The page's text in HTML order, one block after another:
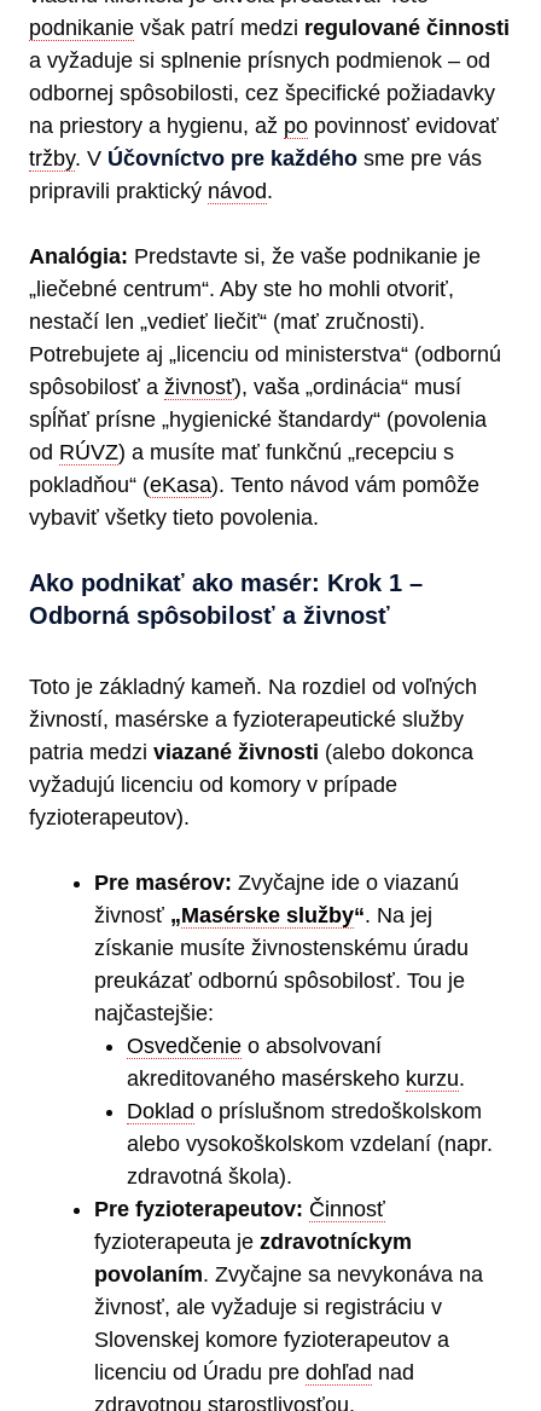
podnikanie však patrí medzi regulované činnosti
a vyžaduje si splnenie prísnych podmienok – od
odbornej spôsobilosti, cez špecifické požiadavky
na priestory a hygienu, až po povinnosť evidovať
tržby. V Účovníctvo pre každého sme pre vás
pripravili praktický návod.
Analógia: Predstavte si, že vaše podnikanie je
„liečebné centrum“. Aby ste ho mohli otvoriť,
nestačí len „vedieť liečiť“ (mať zručnosti).
Potrebujete aj „licenciu od ministerstva“ (odbornú
spôsobilosť a živnosť), vaša „ordinácia“ musí
spĺňať prísne „hygienické štandardy“ (povolenia
od RÚVZ) a musíte mať funkčnú „recepciu s
pokladňou“ (eKasa). Tento návod vám pomôže
vybaviť všetky tieto povolenia.
Ako podnikať ako masér: Krok 1 –
Odborná spôsobilosť a živnosť
Toto je základný kameň. Na rozdiel od voľných
živností, masérske a fyzioterapeutické služby
patria medzi viazané živnosti (alebo dokonca
vyžadujú licenciu od komory v prípade
fyzioterapeutov).
Pre masérov: Zvyčajne ide o viazanú
živnosť „Masérske služby“. Na jej
získanie musíte živnostenskému úradu
preukázať odbornú spôsobilosť. Tou je
najčastejšie:
Osvedčenie o absolvovaní
akreditovaného masérskeho kurzu.
Doklad o príslušnom stredoškolskom
alebo vysokoškolskom vzdelaní (napr.
zdravotná škola).
Pre fyzioterapeutov: Činnosť
fyzioterapeuta je zdravotníckym
povolaním. Zvyčajne sa nevykonáva na
živnosť, ale vyžaduje si registráciu v
Slovenskej komore fyzioterapeutov a
licenciu od Úradu pre dohľad nad
zdravotnou starostlivosťou.